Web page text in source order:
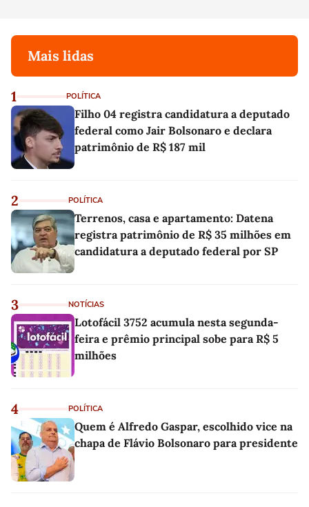
Mais lidas
1 POLÍTICA
Filho 04 registra candidatura a deputado
federal como Jair Bolsonaro e declara
patrimônio de R$ 187 mil
2 POLÍTICA
Terrenos, casa e apartamento: Datena
registra patrimônio de R$ 35 milhões em
candidatura a deputado federal por SP
3 NOTÍCIAS
Lotofácil 3752 acumula nesta segunda-
feira e prêmio principal sobe para R$ 5
milhões
4 POLÍTICA
Quem é Alfredo Gaspar, escolhido vice na
chapa de Flávio Bolsonaro para presidente